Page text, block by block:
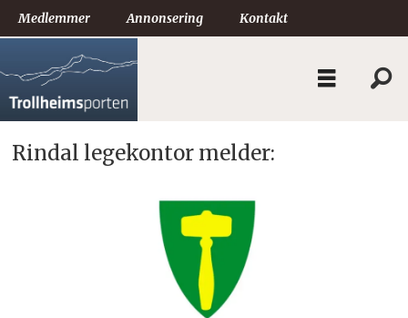
Medlemmer Annonsering Kontakt
Tag:
Rindal legekontor melder: